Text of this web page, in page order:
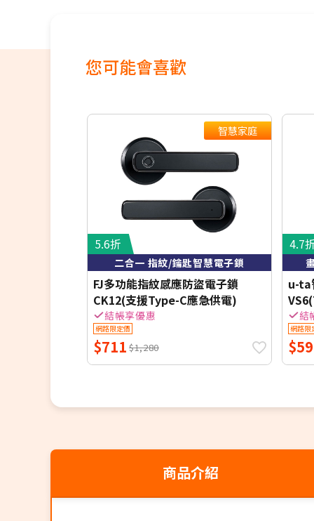
您可能會喜歡
智慧家庭
5.6折
二合一 指紋/鑰匙智慧電子鎖
FJ多功能指紋感應防盜電子鎖
CK12(支援Type-C應急供電)
結帳享優惠
網路限定價
$711 $1,280
4.7
u-ta
結
網路限
商品介紹